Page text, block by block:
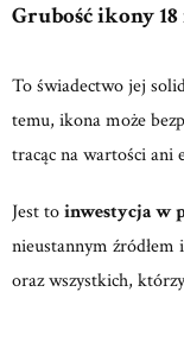
Grubość ikony
To świadectwo jej
temu, ikona może
tracąc na wartości ani
Jest toinwestycja w
nieustannym
oraz wszystkich,